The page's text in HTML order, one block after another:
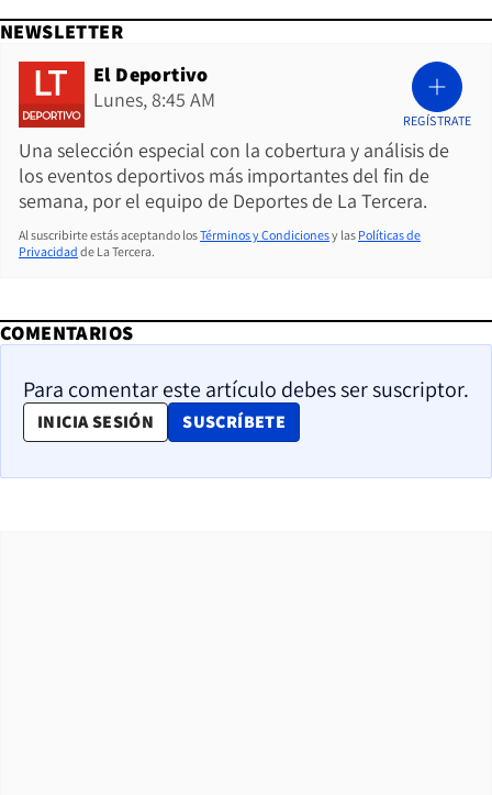
NEWSLETTER
El Deportivo
Lunes, 8:45 AM
Una selección especial con la cobertura y análisis de
los eventos deportivos más importantes del fin de
semana, por el equipo de Deportes de La Tercera.
REGÍSTRATE
Al suscribirte estás aceptando losTérminos y Condicionesy las Políticas de
Privacidad de La Tercera.
COMENTARIOS
Para comentar este artículo debes ser suscriptor.
INICIA SESIÓN SUSCRÍBETE
OPENS IN NEW WINDOW